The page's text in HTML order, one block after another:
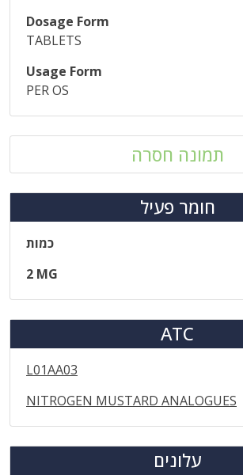
Dosage Form
TABLETS
Usage Form
PER OS
תמונה חסרה
חומר פעיל
כמות
2 MG
ATC
L01AA03
NITROGEN MUSTARD ANALOGUES
עלונים